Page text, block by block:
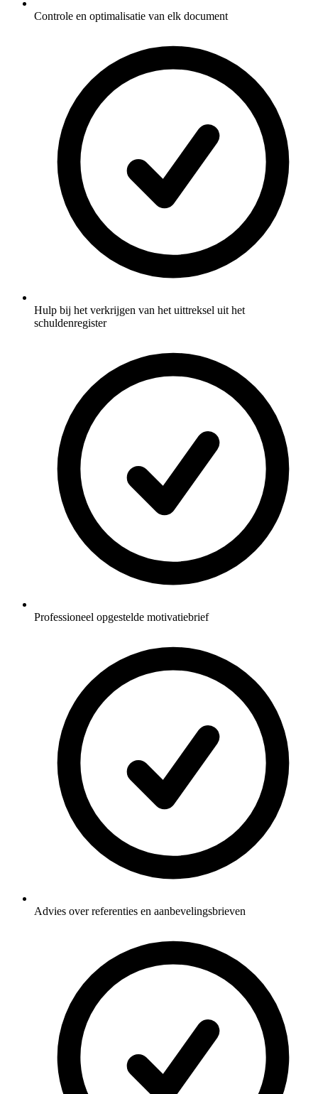
Controle en optimalisatie van elk document
Hulp bij het verkrijgen van het uittreksel uit het
schuldenregister
Professioneel opgestelde motivatiebrief
Advies over referenties en aanbevelingsbrieven